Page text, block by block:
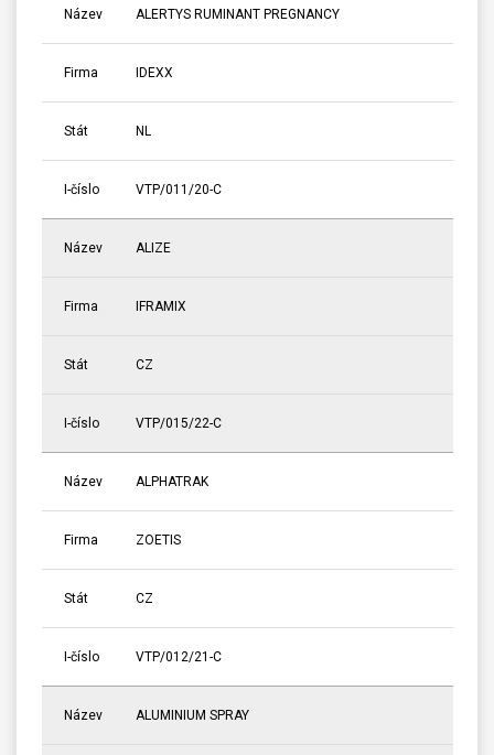
Název ALERTYS RUMINANT PREGNANCY
Firma IDEXX
Stát NL
I-číslo VTP/011/20-C
Název ALIZE
Firma IFRAMIX
Stát CZ
I-číslo VTP/015/22-C
Název ALPHATRAK
Firma ZOETIS
Stát CZ
I-číslo VTP/012/21-C
Název ALUMINIUM SPRAY